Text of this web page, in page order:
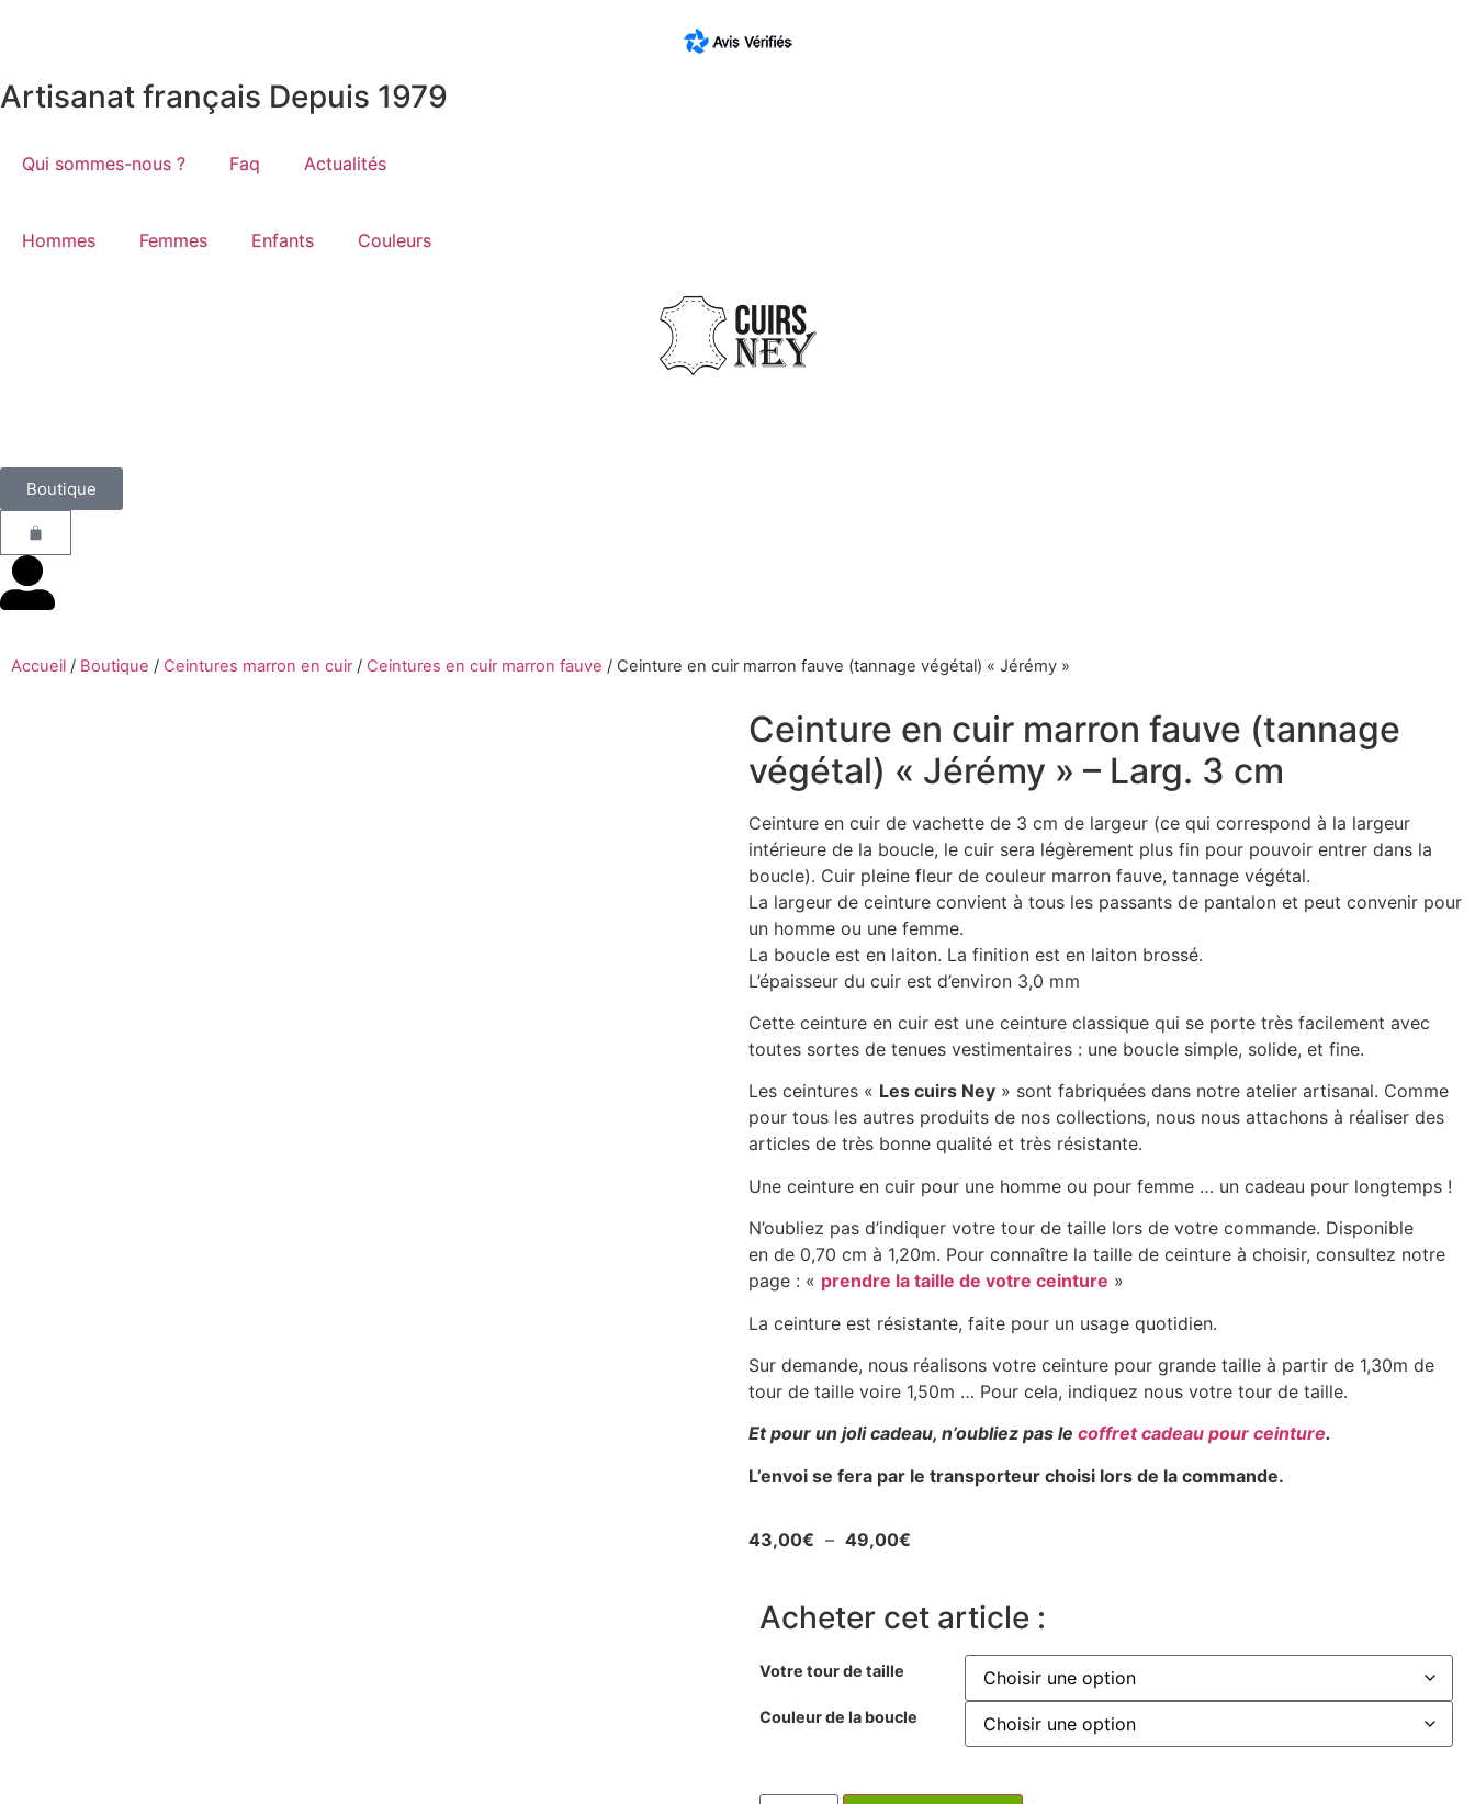
Artisanat français Depuis 1979
Qui sommes-nous ? Faq Actualités
Hommes Femmes Enfants Couleurs
Boutique
Accueil / Boutique / Ceintures marron en cuir/ Ceintures en cuir marron fauve / Ceinture en cuir marron fauve (tannage végétal) « Jérémy »
Ceinture en cuir marron fauve (tannage
végétal) « Jérémy » – Larg. 3 cm
Ceinture en cuir de vachette de 3 cm de largeur (ce qui correspond à la largeur
intérieure de la boucle, le cuir sera légèrement plus fin pour pouvoir entrer dans la
boucle). Cuir pleine fleur de couleur marron fauve, tannage végétal.
La largeur de ceinture convient à tous les passants de pantalon et peut convenir pour
un homme ou une femme.
La boucle est en laiton. La finition est en laiton brossé.
L’épaisseur du cuir est d’environ 3,0 mm
Cette ceinture en cuir est une ceinture classique qui se porte très facilement avec
toutes sortes de tenues vestimentaires : une boucle simple, solide, et fine.
Les ceintures « Les cuirs Ney » sont fabriquées dans notre atelier artisanal. Comme
pour tous les autres produits de nos collections, nous nous attachons à réaliser des
articles de très bonne qualité et très résistante.
Une ceinture en cuir pour une homme ou pour femme … un cadeau pour longtemps !
N’oubliez pas d’indiquer votre tour de taille lors de votre commande. Disponible
en de 0,70 cm à 1,20m. Pour connaître la taille de ceinture à choisir, consultez notre
page : « prendre la taille de votre ceinture »
La ceinture est résistante, faite pour un usage quotidien.
Sur demande, nous réalisons votre ceinture pour grande taille à partir de 1,30m de
tour de taille voire 1,50m … Pour cela, indiquez nous votre tour de taille.
Et pour un joli cadeau, n’oubliez pas le coffret cadeau pour ceinture.
L’envoi se fera par le transporteur choisi lors de la commande.
43,00€ – 49,00€
Acheter cet article :
Votre tour de taille
Couleur de la boucle